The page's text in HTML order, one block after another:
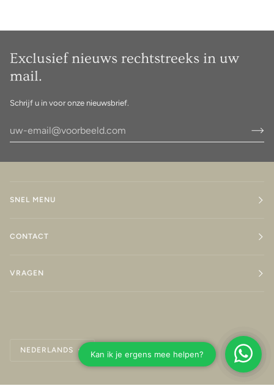
Exclusief nieuws rechtstreeks in uw
mail.
Schrijf u in voor onze nieuwsbrief.
SNEL MENU
CONTACT
VRAGEN
Taal
NEDERLANDS